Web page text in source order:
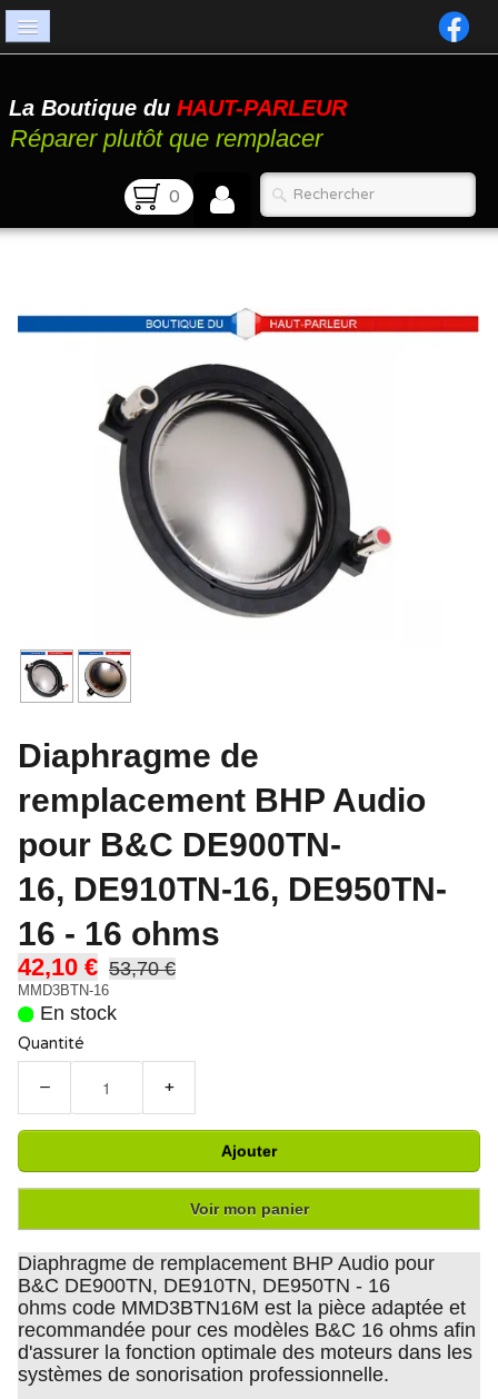
Catalogue
Atelier
La Boutique du HAUT-PARLEUR
Réparer plutôt que remplacer
0
Diaphragme de
remplacement BHP Audio
pour B&C DE900TN-
16, DE910TN-16, DE950TN-
16 - 16 ohms
42,10 € 53,70 €
MMD3BTN-16
En stock
Quantité
− +
Ajouter
Voir mon panier
Diaphragme de remplacement BHP Audio pour
B&C DE900TN, DE910TN, DE950TN - 16
ohms code MMD3BTN16M est la pièce adaptée et
recommandée pour ces modèles B&C 16 ohms afin
d'assurer la fonction optimale des moteurs dans les
systèmes de sonorisation professionnelle.